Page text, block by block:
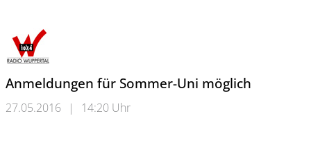
Anmeldungen für Sommer-Uni möglich
27.05.2016 | 14:20 Uhr